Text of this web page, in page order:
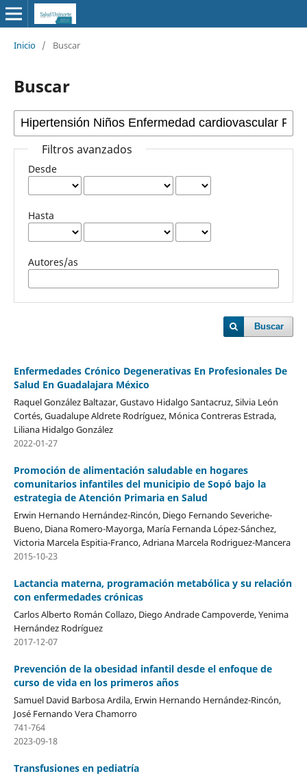
Inicio / Buscar
Buscar
Filtros avanzados
Desde
Hasta
Autores/as
Buscar
Enfermedades Crónico Degenerativas En Profesionales De
Salud En Guadalajara México
Raquel González Baltazar, Gustavo Hidalgo Santacruz, Silvia León
Cortés, Guadalupe Aldrete Rodríguez, Mónica Contreras Estrada,
Liliana Hidalgo González
2022-01-27
Promoción de alimentación saludable en hogares
comunitarios infantiles del municipio de Sopó bajo la
estrategia de Atención Primaria en Salud
Erwin Hernando Hernández-Rincón, Diego Fernando Severiche-
Bueno, Diana Romero-Mayorga, María Fernanda López-Sánchez,
Victoria Marcela Espitia-Franco, Adriana Marcela Rodriguez-Mancera
2015-10-23
Lactancia materna, programación metabólica y su relación
con enfermedades crónicas
Carlos Alberto Román Collazo, Diego Andrade Campoverde, Yenima
Hernández Rodríguez
2017-12-07
Prevención de la obesidad infantil desde el enfoque de
curso de vida en los primeros años
Samuel David Barbosa Ardila, Erwin Hernando Hernández-Rincón,
José Fernando Vera Chamorro
741-764
2023-09-18
Transfusiones en pediatría